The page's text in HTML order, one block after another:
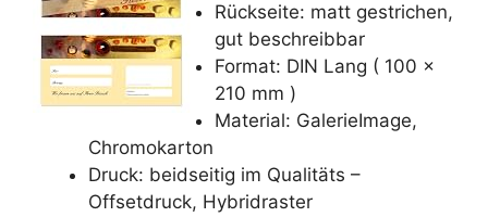
Rückseite: matt gestrichen,
gut beschreibbar
Format: DIN Lang ( 100 x
210 mm )
Material: GalerieImage,
Chromokarton
Druck: beidseitig im Qualitäts –
Offsetdruck, Hybridraster